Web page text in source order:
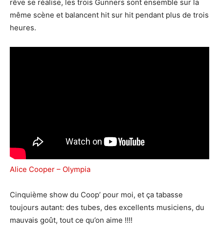
rêve se réalise, les trois Gunners sont ensemble sur la
même scène et balancent hit sur hit pendant plus de trois
heures.
Alice Cooper – Olympia
Cinquième show du Coop’ pour moi, et ça tabasse
toujours autant: des tubes, des excellents musiciens, du
mauvais goût, tout ce qu’on aime !!!!